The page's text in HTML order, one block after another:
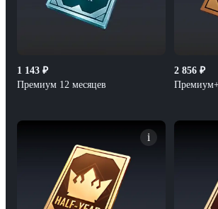
1 143 ₽
Премиум 12 месяцев
2 856 ₽
i